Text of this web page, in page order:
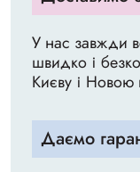
У нас завжди
швидко і
Києву і Новою
Даємо